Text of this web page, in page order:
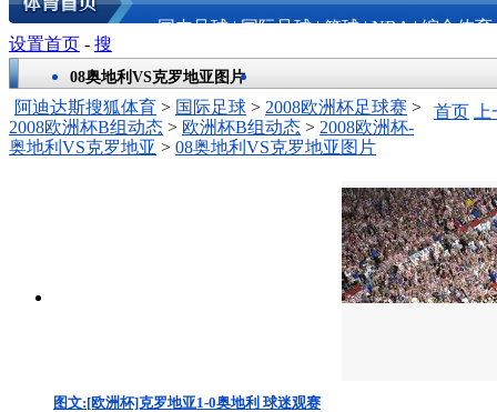
国内足球|国际足球|篮球|NBA|综合体育
08奥地利VS克罗地亚图片
阿迪达斯搜狐体育 > 国际足球 > 2008欧洲杯足球赛 >
2008欧洲杯B组动态 > 欧洲杯B组动态 > 2008欧洲杯-
奥地利VS克罗地亚 > 08奥地利VS克罗地亚图片
图文:[欧洲杯]克罗地亚1-0奥地利 球迷观赛
首页
设置首页 - 搜